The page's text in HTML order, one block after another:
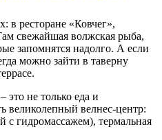
в ресторане «Ковчег»,
свежайшая волжская рыба,
запомнятся надолго. А если
можно зайти в таверну
не только еда и
великолепный велнес-центр:
гидромассажем), термальная